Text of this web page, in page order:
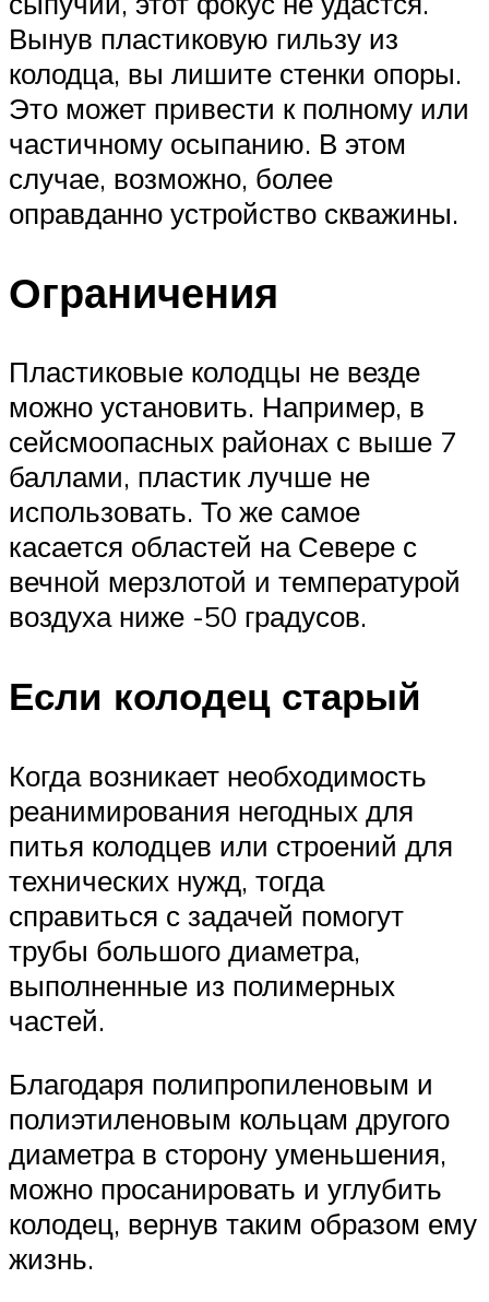
Вынув пластиковую гильзу из
колодца, вы лишите стенки опоры.
Это может привести к полному или
частичному осыпанию. В этом
случае, возможно, более
оправданно устройство скважины.
Ограничения
Пластиковые колодцы не везде
можно установить. Например, в
сейсмоопасных районах с выше 7
баллами, пластик лучше не
использовать. То же самое
касается областей на Севере с
вечной мерзлотой и температурой
воздуха ниже -50 градусов.
Если колодец старый
Когда возникает необходимость
реанимирования негодных для
питья колодцев или строений для
технических нужд, тогда
справиться с задачей помогут
трубы большого диаметра,
выполненные из полимерных
частей.
Благодаря полипропиленовым и
полиэтиленовым кольцам другого
диаметра в сторону уменьшения,
можно просанировать и углубить
колодец, вернув таким образом ему
жизнь.